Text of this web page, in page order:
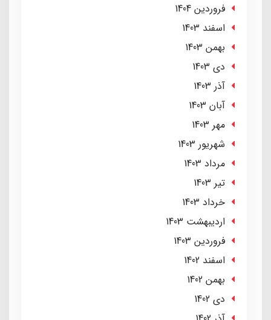
فروردین 1404
اسفند 1403
بهمن 1403
دی 1403
آذر 1403
آبان 1403
مهر 1403
شهریور 1403
مرداد 1403
تير 1403
خرداد 1403
ارديبهشت 1403
فروردین 1403
اسفند 1402
بهمن 1402
دی 1402